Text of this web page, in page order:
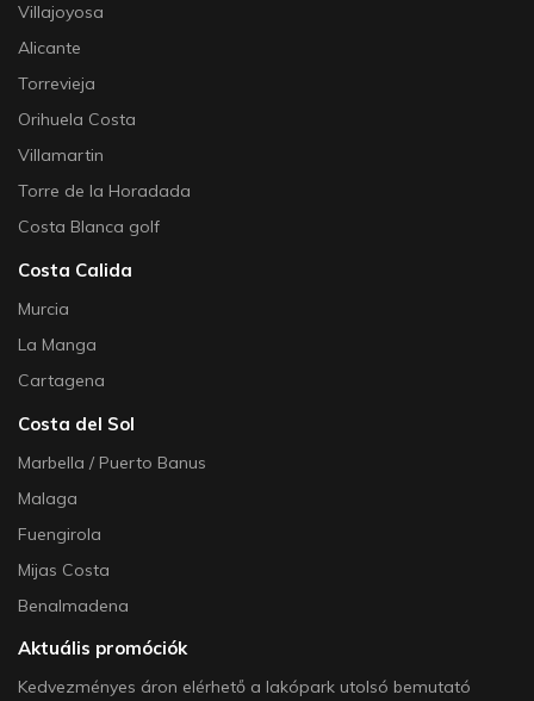
Villajoyosa
Alicante
Torrevieja
Orihuela Costa
Villamartin
Torre de la Horadada
Costa Blanca golf
Costa Calida
Murcia
La Manga
Cartagena
Costa del Sol
Marbella / Puerto Banus
Malaga
Fuengirola
Mijas Costa
Benalmadena
Aktuális promóciók
Kedvezményes áron elérhető a lakópark utolsó bemutató